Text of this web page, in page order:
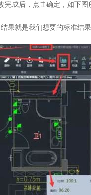
完成后，点击确定，如下图
果就是我们想要的标准结